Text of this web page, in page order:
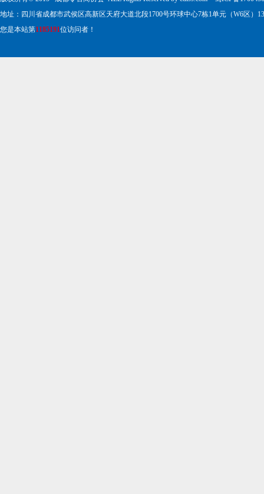
地址：四川省成都市武侯区高新区天府大道北段1700号环球中心7栋1单元（W6区
您是本站第1185191位访问者！